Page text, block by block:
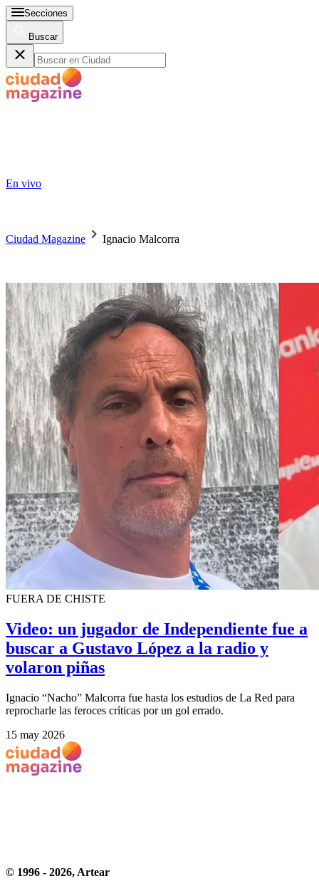
Secciones
Buscar
En vivo
Ciudad Magazine Ignacio Malcorra
FUERA DE CHISTE
Video: un jugador de Independiente fue a
buscar a Gustavo López a la radio y
volaron piñas
Ignacio “Nacho” Malcorra fue hasta los estudios de La Red para
reprocharle las feroces críticas por un gol errado.
15 may 2026
© 1996 - 2026, Artear